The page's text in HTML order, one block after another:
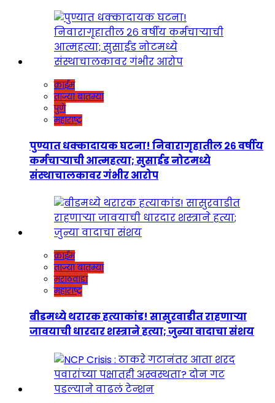
क्राईम
ताज्या बातम्या
पुणे
महाराष्ट्र
पुण्यात धक्कादायक घटना! निवारागृहातील २६ वर्षीय
कर्मचाऱ्याची आत्महत्या; सुसाईड नोटमध्ये
संस्थाचालकावर गंभीर आरोप
क्राईम
ताज्या बातम्या
मराठवाडा
महाराष्ट्र
बीडमध्ये थरारक हत्याकांड! सासुरवाडीत राहणाऱ्या
जावयाची धारदार शस्त्राने हत्या; जुन्या वादाचा संशय